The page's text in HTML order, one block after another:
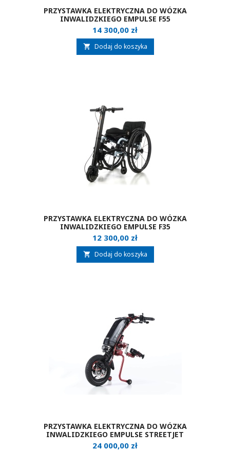
PRZYSTAWKA ELEKTRYCZNA DO WÓZKA
INWALIDZKIEGO EMPULSE F55
Cena
14 300,00 zł
 Dodaj do koszyka
PRZYSTAWKA ELEKTRYCZNA DO WÓZKA
INWALIDZKIEGO EMPULSE F35
Cena
12 300,00 zł
 Dodaj do koszyka
PRZYSTAWKA ELEKTRYCZNA DO WÓZKA
INWALIDZKIEGO EMPULSE STREETJET
Cena
24 000,00 zł